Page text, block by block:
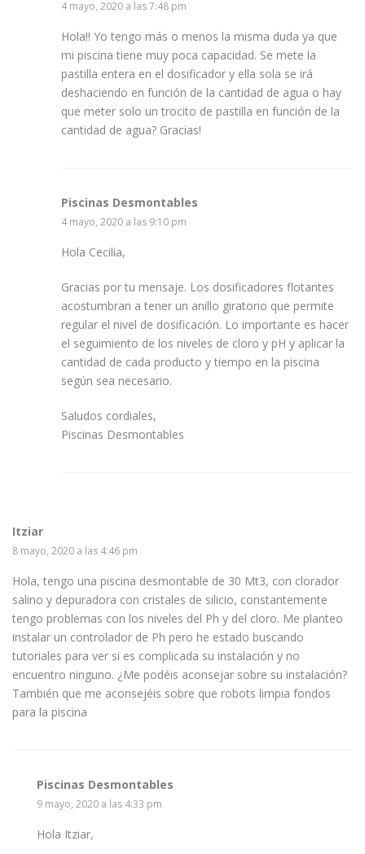
4 mayo, 2020 a las 7:48 pm
Hola!! Yo tengo más o menos la misma duda ya que
mi piscina tiene muy poca capacidad. Se mete la
pastilla entera en el dosificador y ella sola se irá
deshaciendo en función de la cantidad de agua o hay
que meter solo un trocito de pastilla en función de la
cantidad de agua? Gracias!
Piscinas Desmontables
4 mayo, 2020 a las 9:10 pm
Hola Cecilia,
Gracias por tu mensaje. Los dosificadores flotantes
acostumbran a tener un anillo giratorio que permite
regular el nivel de dosificación. Lo importante es hacer
el seguimiento de los niveles de cloro y pH y aplicar la
cantidad de cada producto y tiempo en la piscina
según sea necesario.
Saludos cordiales,
Piscinas Desmontables
Itziar
8 mayo, 2020 a las 4:46 pm
Hola, tengo una piscina desmontable de 30 Mt3, con clorador
salino y depuradora con cristales de silicio, constantemente
tengo problemas con los niveles del Ph y del cloro. Me planteo
instalar un controlador de Ph pero he estado buscando
tutoriales para ver si es complicada su instalación y no
encuentro ninguno. ¿Me podéis aconsejar sobre su instalación?
También que me aconsejéis sobre que robots limpia fondos
para la piscina
Piscinas Desmontables
9 mayo, 2020 a las 4:33 pm
Hola Itziar,